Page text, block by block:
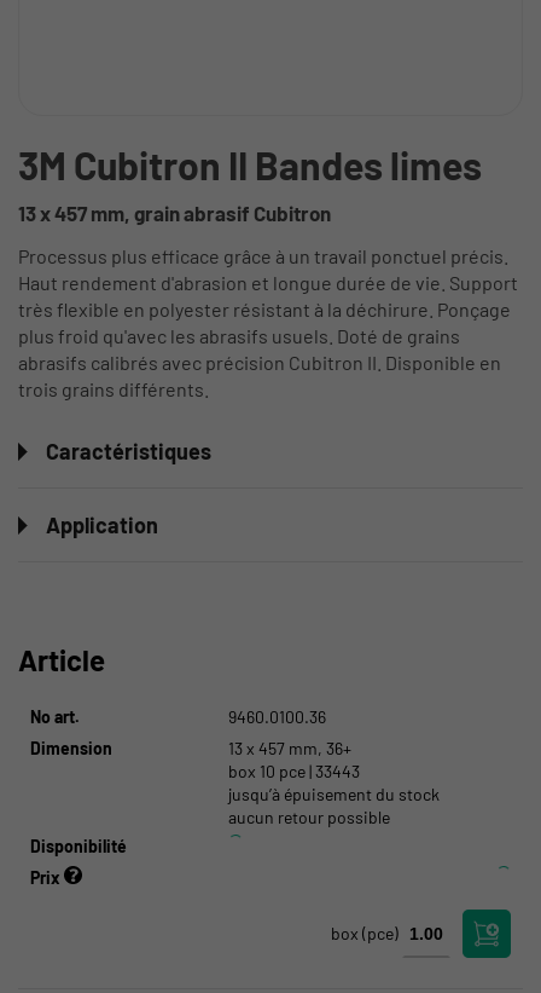
3M Cubitron II Bandes limes
13 x 457 mm, grain abrasif Cubitron
Processus plus efficace grâce à un travail ponctuel précis.
Haut rendement d'abrasion et longue durée de vie. Support
très flexible en polyester résistant à la déchirure. Ponçage
plus froid qu'avec les abrasifs usuels. Doté de grains
abrasifs calibrés avec précision Cubitron II. Disponible en
trois grains différents.
Caractéristiques
Application
Article
No art.
9460.0100.36
Dimension
13 x 457 mm, 36+
box 10 pce | 33443
jusqu’à épuisement du stock
aucun retour possible
Disponibilité
Prix
box (pce)